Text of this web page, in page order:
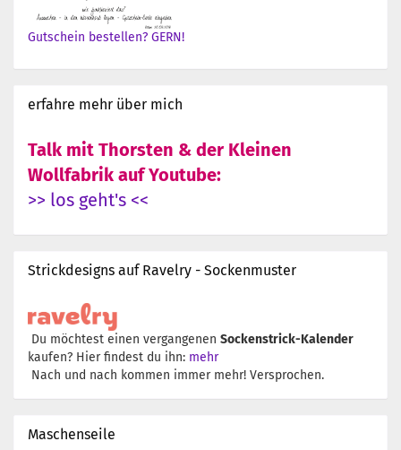
Gutschein bestellen? GERN!
erfahre mehr über mich
Talk mit Thorsten & der Kleinen
Wollfabrik auf Youtube:
>> los geht's <<
Strickdesigns auf Ravelry - Sockenmuster
Du möchtest einen vergangenen Sockenstrick-Kalender
kaufen? Hier findest du ihn: mehr
Nach und nach kommen immer mehr! Versprochen.
Maschenseile